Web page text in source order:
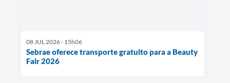
08 JUL 2026 - 15h06
Sebrae oferece transporte gratuito para a Beauty
Fair 2026